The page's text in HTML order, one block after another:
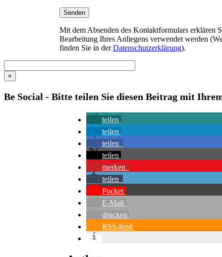
Mit dem Absenden des Kontaktformulars erklären
Bearbeitung Ihres Anliegens verwendet werden
finden Sie in derDatenschutzerklärung).
×
Be Social - Bitte teilen Sie diesen Beitrag mit
teilen
teilen
teilen
teilen
merken
teilen
Pocket
E-Mail
drucken
RSS-feed